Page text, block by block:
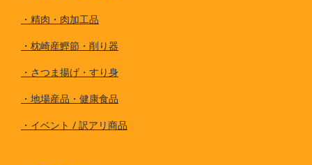
・ 精肉・肉加工品
・ 枕崎産鰹節・削り器
・ さつま揚げ・すり身
・ 地場産品・健康食品
・ イベント / 訳アリ商品